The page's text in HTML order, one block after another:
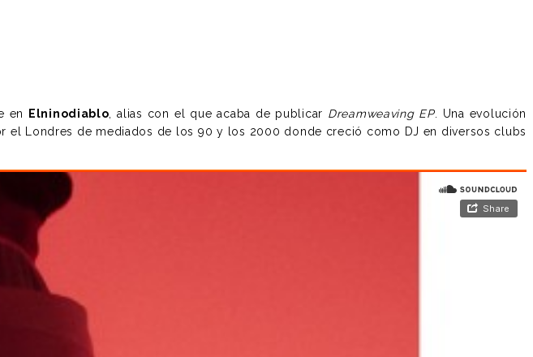
en Elninodiablo , alias con el que acaba de publicar Dreamweaving EP. Una evolución
el Londres de mediados de los 90 y los 2000 donde creció como DJ en diversos clubs